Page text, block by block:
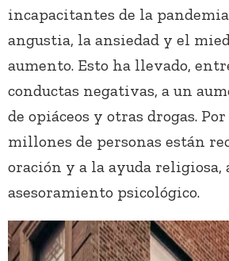
incapacitantes de la pandemia
angustia, la ansiedad y el
aumento. Esto ha llevado,
conductas negativas, a un
de opiáceos y otras drogas.
millones de personas están
oración y a la ayuda religiosa,
asesoramiento psicológico.